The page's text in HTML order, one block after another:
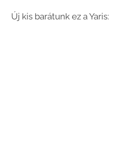
Új kis barátunk ez a Yaris: